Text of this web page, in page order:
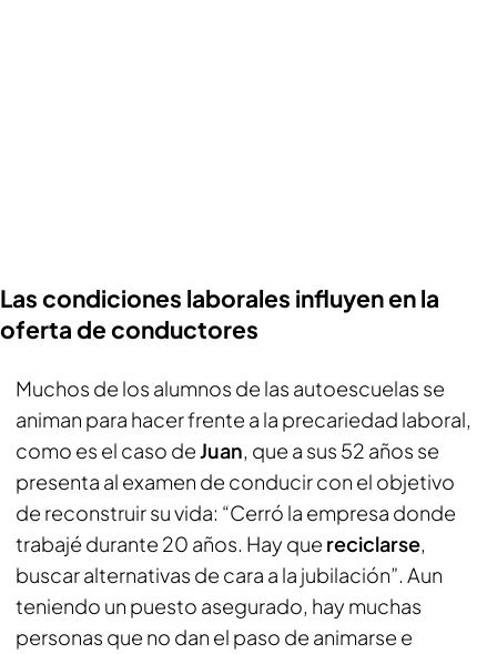
Las condiciones laborales influyen en la
oferta de conductores
Muchos de los alumnos de las autoescuelas se
animan para hacer frente a la precariedad laboral,
como es el caso deJuan, que a sus 52 años se
presenta al examen de conducir con el objetivo
de reconstruir su vida: “Cerró la empresa donde
trabajé durante 20 años. Hay que reciclarse,
buscar alternativas de cara a la jubilación”. Aun
teniendo un puesto asegurado, hay muchas
personas que no dan el paso de animarse e